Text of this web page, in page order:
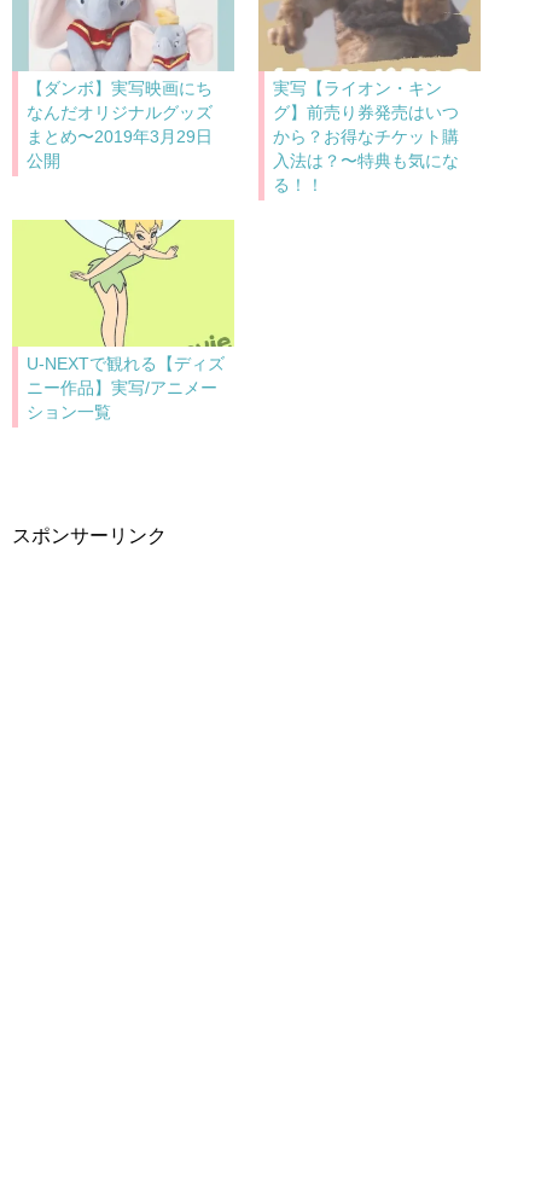
【ダンボ】実写映画にち
なんだオリジナルグッズ
まとめ〜2019年3月29日
公開
実写【ライオン・キン
グ】前売り券発売はいつ
から？お得なチケット購
入法は？〜特典も気にな
る！！
U-NEXTで観れる【ディズ
ニー作品】実写/アニメー
ション一覧
スポンサーリンク